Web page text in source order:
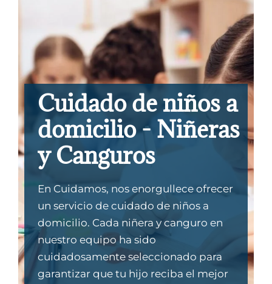
Cuidado de niños a
domicilio - Niñeras
y Canguros
En Cuidamos, nos enorgullece ofrecer
un servicio de cuidado de niños a
domicilio. Cada niñera y canguro en
nuestro equipo ha sido
cuidadosamente seleccionado para
garantizar que tu hijo reciba el mejor